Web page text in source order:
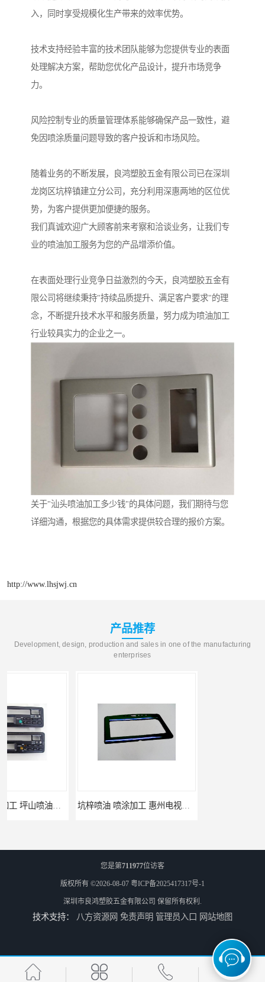
入，同时享受规模化生产带来的效率优势。
技术支持经验丰富的技术团队能够为您提供专业的表面
处理解决方案，帮助您优化产品设计，提升市场竞争
力。
风险控制专业的质量管理体系能够确保产品一致性，避
免因喷涂质量问题导致的客户投诉和市场风险。
随着业务的不断发展，良鸿塑胶五金有限公司已在深圳
龙岗区坑梓镇建立分公司，充分利用深惠两地的区位优
势，为客户提供更加便捷的服务。
我们真诚欢迎广大顾客前来考察和洽谈业务，让我们专
业的喷油加工服务为您的产品增添价值。
在表面处理行业竞争日益激烈的今天，良鸿塑胶五金有
限公司将继续秉持"持续品质提升、满足客户要求"的理
念，不断提升技术水平和服务质量，努力成为喷油加工
行业较具实力的企业之一。
关于"汕头喷油加工多少钱"的具体问题，我们期待与您
详细沟通，根据您的具体需求提供较合理的报价方案。
http://www.lhsjwj.cn
产品推荐
Development, design, production and sales in one of the manufacturing
enterprises
坑梓喷油 喷涂加工 惠州电视盒喷涂
龙岗喷油 加工定制 惠州小夜灯喷涂加工 坪山喷油 惠州喷光油喷涂加工 加工定制
您是第711977位访客
版权所有 ©2026-08-07 粤ICP备2025417317号-1
深圳市良鸿塑胶五金有限公司 保留所有权利.
技术支持： 八方资源网 免责声明 管理员入口 网站地图